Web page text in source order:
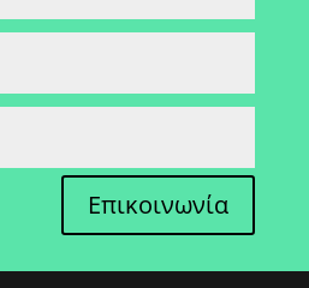
Επικοινωνία